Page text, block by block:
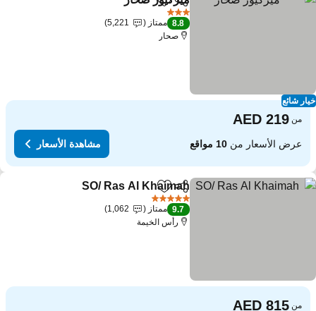
شائع
مشاركةAdd to favorites
8.8 ممتاز
5,221
صحار
من
عرض الأسعار من10 مواقع مشاهدة الأسعار
مشاركةAdd to favorites
SO/ Ras Al Khaimah
9.7 ممتاز
1,062
رأس الخيمة
من